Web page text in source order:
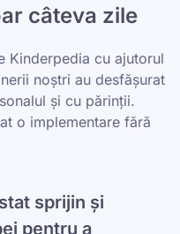
câteva zile
Kinderpedia cu ajutorul
noștri au desfășurat
și cu părinții.
o implementare fără
sprijin și
pentru a